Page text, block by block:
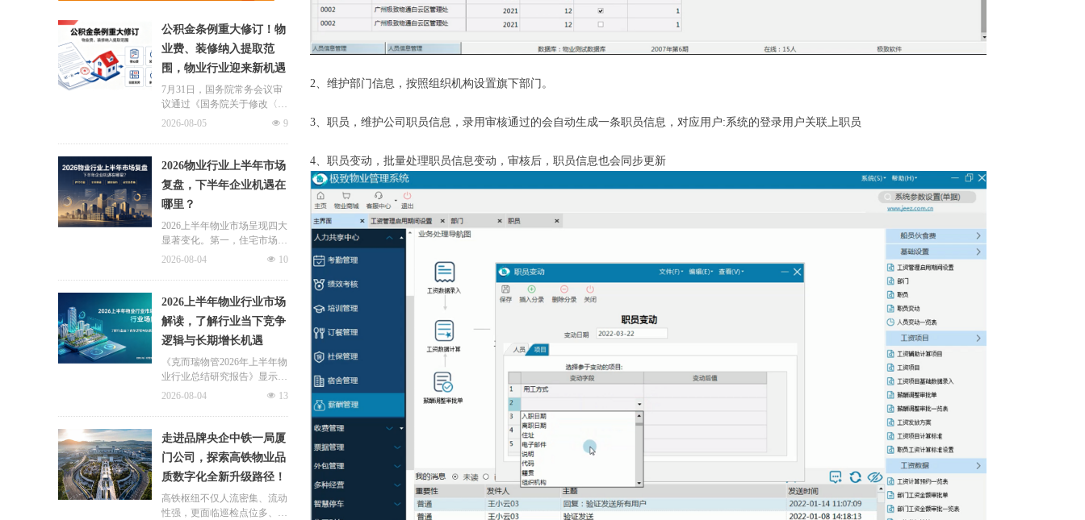
2、维护部门信息，按照组织机构设置旗下部门。
3、职员，维护公司职员信息，录用审核通过的会自动生成一条职员信息，对应用户:系统的登录用户关联上职员
4、职员变动，批量处理职员信息变动，审核后，职员信息也会同步更新
公积金条例重大修订！物
业费、装修纳入提取范
围，物业行业迎来新机遇
7月31日，国务院常务会议审
议通过《国务院关于修改〈住
房公积金管理条例〉的决定
景迎来历史性扩容。提取情形
由原有6种拓展至9种，新增装
修自住住房、支付自住住房物
业费两大民生场景，同时设置
兜底条款支持其他合规住房消
费。这项顶层政策调整，不仅
惠及亿万缴存职工，也将深度
业。
넶 9
2026-08-05
2026物业行业上半年市场
复盘，下半年企业机遇在
哪里？
2026上半年物业市场呈现四大
显著变化。第一，住宅市场全
面进入存量化周期，老旧小区
零散老旧小区运营成本高、单
独经营难以盈利，连片整合、
片区化托管成为主流模式，政
企协同搭建长效运营机制，依
托社区增值服务反哺基础物业
服务，形成可持续经营闭环。
넶 10
2026-08-04
2026上半年物业行业市场
解读，了解行业当下竞争
逻辑与长期增长机遇
《克而瑞物管2026年上半年物
业行业总结研究报告》显示，
新房交付规模持续收缩，存量
最大课题。以上海为标杆，全
国超16座城市落地团购物业、
连片治理、政企协同新模式，
破解小区体量小、收费低、运
营亏损、无人接管难题。
넶 13
2026-08-04
走进品牌央企中铁一局厦
门公司，探索高铁物业品
质数字化全新升级路径！
高铁枢纽不仅人流密集、流动
性强，更面临巡检点位多、频